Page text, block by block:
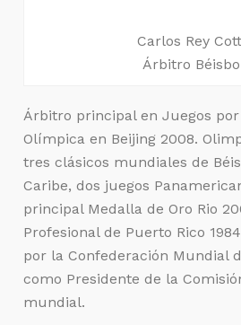
Carlos Rey
Árbitro
Árbitro principal en Juegos
Olímpica en Beijing 2008.
tres clásicos mundiales de
Caribe, dos juegos
principal Medalla de Oro Rio
Profesional de Puerto Rico
por la Confederación Mundial
como Presidente de la
mundial.